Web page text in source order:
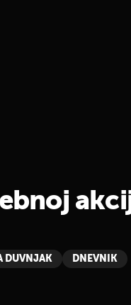
DUVNJAK DNEVNIK